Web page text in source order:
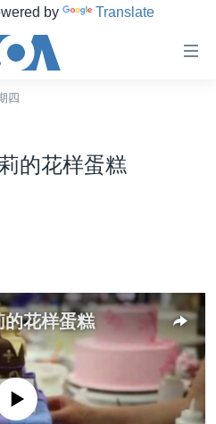
by Translate
四
的花样蛋糕
的花样蛋糕
体可用资源